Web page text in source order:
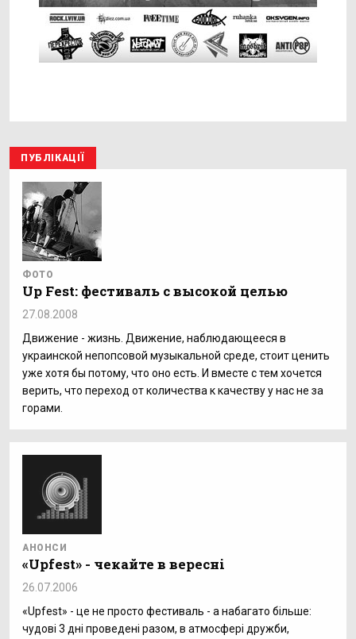
ПУБЛІКАЦІЇ
ФОТО
Up Fest: фестиваль с высокой целью
27.08.2008
Движение - жизнь. Движение, наблюдающееся в
украинской непопсовой музыкальной среде, стоит ценить
уже хотя бы потому, что оно есть. И вместе с тем хочется
верить, что переход от количества к качеству у нас не за
горами.
АНОНСИ
«Upfest» - чекайте в вересні
26.07.2006
«Upfest» - це не просто фестиваль - а набагато більше:
чудові 3 дні проведені разом, в атмосфері дружби,